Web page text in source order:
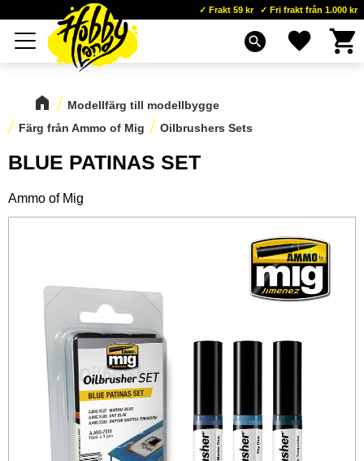
Meny
Frakt 59 kr Fri frakt från 1.000 kr
search Favoriter
Modellfärg till modellbygge
Färg från Ammo of Mig
Oilbrushers Sets
BLUE PATINAS SET
Ammo of Mig